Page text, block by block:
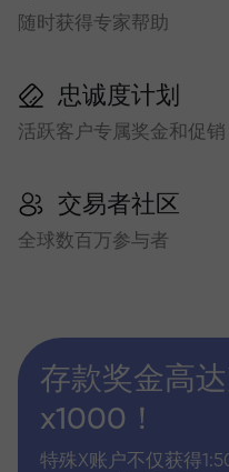
随时获得专家帮助
忠诚度计划
活跃客户专属奖金和促销
交易者社区
全球数百万参与者
存款奖金高
x1000！
特殊X账户不仅获得